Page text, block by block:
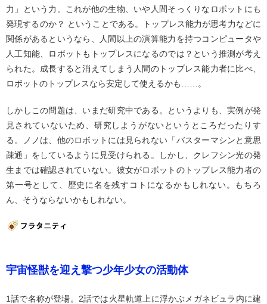
力」という力。これが他の生物、いや人間そっくりなロボットにも
発現するのか？ ということである。トップレス能力が思考力などに
関係があるというなら、人間以上の演算能力を持つコンピュータや
人工知能、ロボットもトップレスになるのでは？という推測が考え
られた。成長すると消えてしまう人間のトップレス能力者に比べ、
ロボットのトップレスなら安定して使えるかも……。
しかしこの問題は、いまだ研究中である。というよりも、実例が発
見されていないため、研究しようがないというところだったりす
る。ノノは、他のロボットには見られない「バスターマシンと意思
疎通」をしているように見受けられる。しかし、クレフシン光の発
生までは確認されていない。彼女がロボットのトップレス能力者の
第一号として、歴史に名を残すコトになるかもしれない。もちろ
ん、そうならないかもしれない。
宇宙怪獣を迎え撃つ少年少女の活動体
1話で名称が登場。2話では火星軌道上に浮かぶメガネビュラ内に建